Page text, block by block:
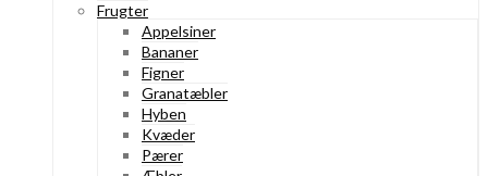
Frugter
Appelsiner
Bananer
Figner
Granatæbler
Hyben
Kvæder
Pærer